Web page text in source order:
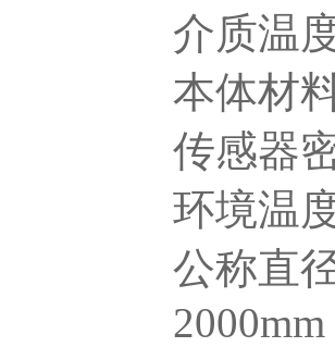
介质温
本体材
传感器
环境温
公称直
2000mm